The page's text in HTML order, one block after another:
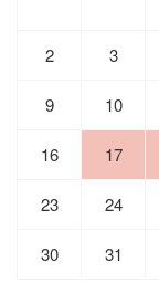
2 3
9 10
16 17
23 24
30 31